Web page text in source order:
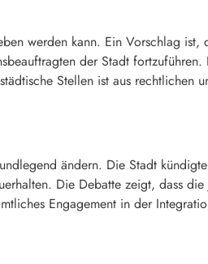
werden kann. Ein Vorschlag ist,
der Stadt fortzuführen.
Stellen ist aus rechtlichen
ändern. Die Stadt
Die Debatte zeigt, dass
Engagement in der